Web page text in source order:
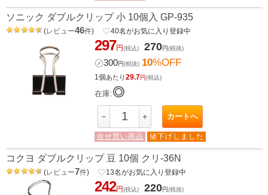
ソニック ダブルクリップ 小 10個入 GP-935
(レビュー46件) favorite_border40名がお気に入り登録中
297円(税込) 270円(税抜)
㋱300円(税抜) 10%OFF
1個あたり29.7円(税込)
在庫:◎
－ ＋ カートへ
合せ買い商品 値下げしました
コクヨ ダブルクリップ 豆 10個 クリ-36N
(レビュー7件) favorite_border13名がお気に入り登録中
242円(税込) 220円(税抜)